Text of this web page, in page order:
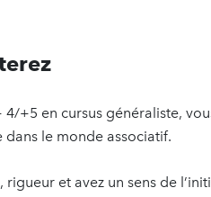
+5 en cursus généraliste,
le monde associatif.
et avez un sens de